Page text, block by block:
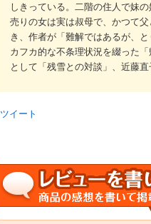
しきっている。二階の住人で妹
売りの女は実は叔母で、かつて
き、作者が「難解ではあるが、
カフカ的な不条理状況を綴った
として「残雪との対談」、近藤
ツイート